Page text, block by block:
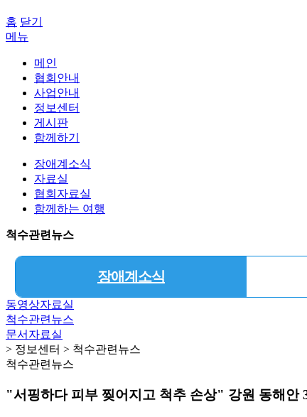
홈 닫기
메뉴
메인
협회안내
사업안내
정보센터
게시판
함께하기
장애계소식
자료실
협회자료실
함께하는 여행
척수관련뉴스
장애계소식
동영상자료실
척수관련뉴스
문서자료실
> 정보센터 > 척수관련뉴스
척수관련뉴스
"서핑하다 피부 찢어지고 척추 손상" 강원 동해안